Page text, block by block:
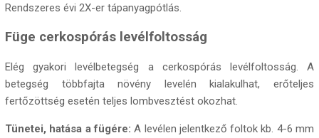
Rendszeres évi 2X-er tápanyagpótlás.
Füge cerkospórás levélfoltosság
Elég gyakori levélbetegség a cerkospórás levélfoltosság. A
betegség többfajta növény levelén kialakulhat, erőteljes
fertőzöttség esetén teljes lombvesztést okozhat.
Tünetei, hatása a fügére:A levélen jelentkező foltok kb. 4-6 mm